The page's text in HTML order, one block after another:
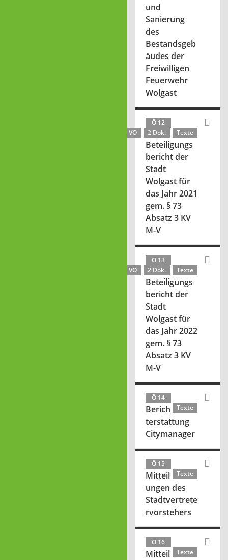
und
Sanierung
des
Bestandsgeb
äudes der
Freiwilligen
Feuerwehr
Wolgast
Ö 12
VO
2 Dok. Texte
Beteiligungs
bericht der
Stadt
Wolgast für
das Jahr 2021
gem. § 73
Absatz 3 KV
M-V
Ö 13
VO
2 Dok. Texte
Beteiligungs
bericht der
Stadt
Wolgast für
das Jahr 2022
gem. § 73
Absatz 3 KV
M-V
Ö 14
Texte
Berich
terstattung
Citymanager
Ö 15
Texte
Mitteil
ungen des
Stadtvertrete
rvorstehers
Ö 16
Texte
Mitteil